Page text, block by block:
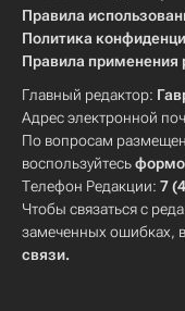
Правила
Политика
Правила применения
Главный редактор:
Адрес электронной
По вопросам
воспользуйтесь
Телефон Редакции: 7
Чтобы связаться с
замеченных ошибках,
связи.